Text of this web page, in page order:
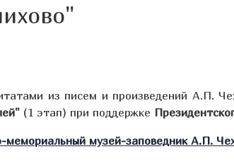
из писем и произведений А.П.
(1 этап) при поддержке
мемориальный музей-заповедник А.П.